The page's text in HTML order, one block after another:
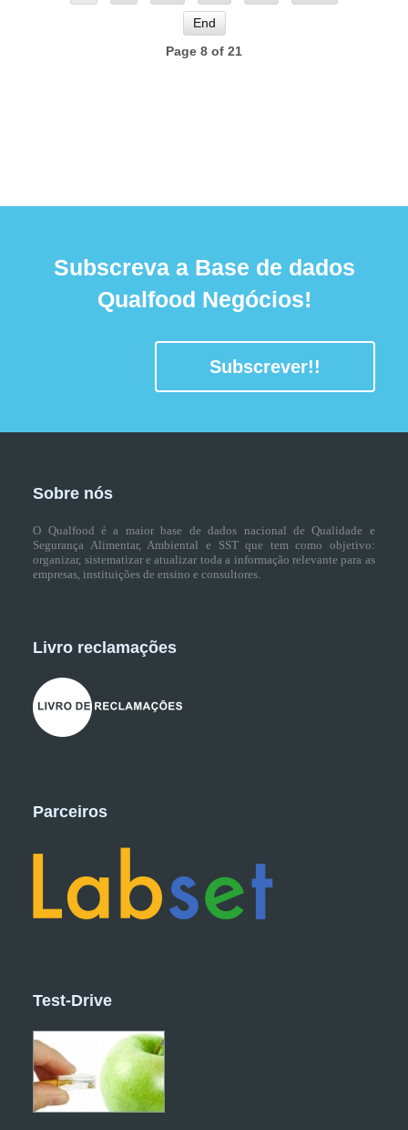
End
Page 8 of 21
Subscreva a Base de dados
Qualfood Negócios!
Subscrever!!
Sobre nós
O Qualfood é a maior base de dados nacional de Qualidade e
Segurança Alimentar, Ambiental e SST que tem como objetivo:
organizar, sistematizar e atualizar toda a informação relevante para as
empresas, instituições de ensino e consultores.
Livro reclamações
Parceiros
Test-Drive